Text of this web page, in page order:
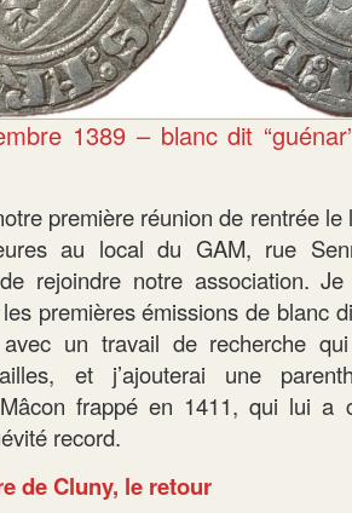
1389 – blanc dit
première réunion de rentrée
au local du GAM, rue
rejoindre notre association.
premières émissions de blanc
un travail de recherche
et j’ajouterai une
frappé en 1411, qui lui a
record.
de Cluny, le retour